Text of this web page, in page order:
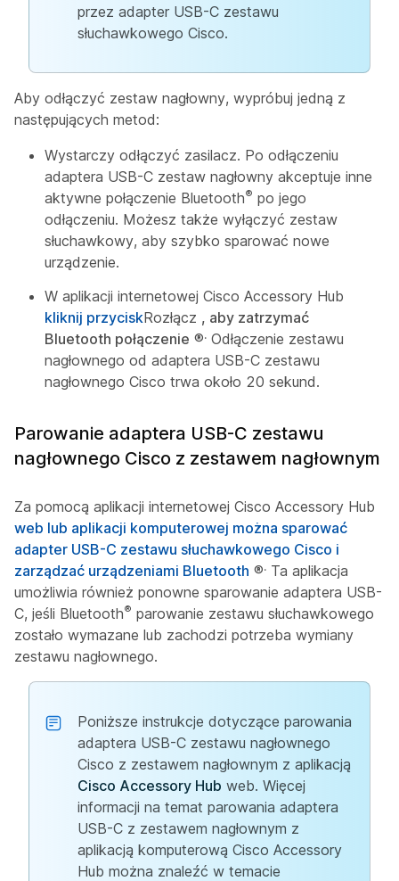
przez adapter USB-C zestawu
słuchawkowego Cisco.
Aby odłączyć zestaw nagłowny, wypróbuj jedną z
następujących metod:
Wystarczy odłączyć zasilacz. Po odłączeniu
adaptera USB-C zestaw nagłowny akceptuje inne
aktywne połączenie Bluetooth® po jego
odłączeniu. Możesz także wyłączyć zestaw
słuchawkowy, aby szybko sparować nowe
urządzenie.
W aplikacji internetowej Cisco Accessory Hub
kliknij przyciskRozłącz , aby zatrzymać
Bluetooth połączenie ®. Odłączenie zestawu
nagłownego od adaptera USB-C zestawu
nagłownego Cisco trwa około 20 sekund.
Parowanie adaptera USB-C zestawu
nagłownego Cisco z zestawem nagłownym
Za pomocą aplikacji internetowej Cisco Accessory Hub
web lub aplikacji komputerowej można sparować
adapter USB-C zestawu słuchawkowego Cisco i
zarządzać urządzeniami Bluetooth ®. Ta aplikacja
umożliwia również ponowne sparowanie adaptera USB-
C, jeśli Bluetooth® parowanie zestawu słuchawkowego
zostało wymazane lub zachodzi potrzeba wymiany
zestawu nagłownego.
Poniższe instrukcje dotyczące parowania
adaptera USB-C zestawu nagłownego
Cisco z zestawem nagłownym z aplikacją
Cisco Accessory Hub web. Więcej
informacji na temat parowania adaptera
USB-C z zestawem nagłownym z
aplikacją komputerową Cisco Accessory
Hub można znaleźć w temacie